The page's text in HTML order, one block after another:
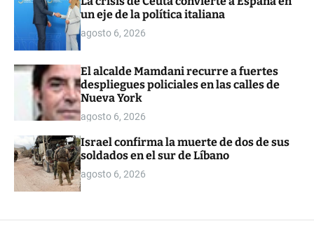
o
r
un eje de la política italiana
agosto 6, 2026
El alcalde Mamdani recurre a fuertes
despliegues policiales en las calles de
Nueva York
agosto 6, 2026
Israel confirma la muerte de dos de sus
soldados en el sur de Líbano
agosto 6, 2026